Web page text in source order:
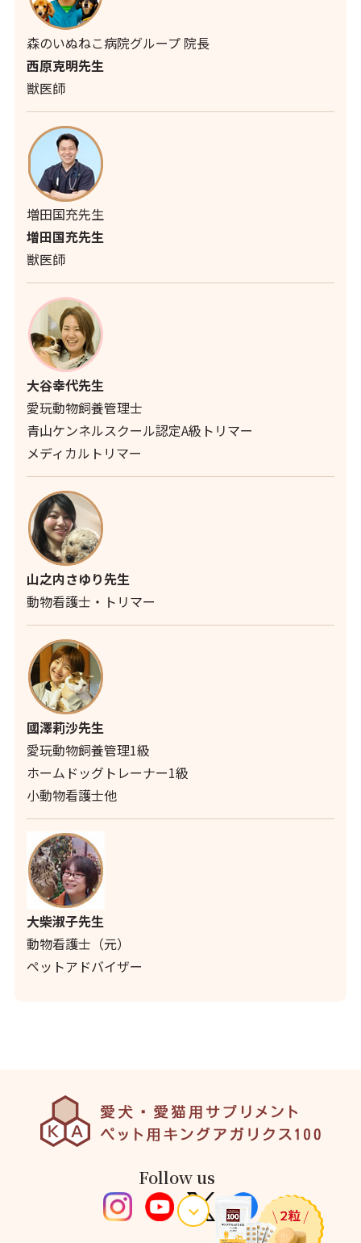
森のいぬねこ病院グループ 院長
西原克明先生
獣医師
増田国充先生
増田国充先生
獣医師
大谷幸代先生
愛玩動物飼養管理士
青山ケンネルスクール認定A級トリマー
メディカルトリマー
山之内さゆり先生
動物看護士・トリマー
國澤莉沙先生
愛玩動物飼養管理1級
ホームドッグトレーナー1級
小動物看護士他
大柴淑子先生
動物看護士（元）
ペットアドバイザー
Follow us